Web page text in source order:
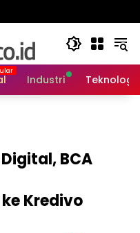
Industri Teknologi
BCA
Kredivo